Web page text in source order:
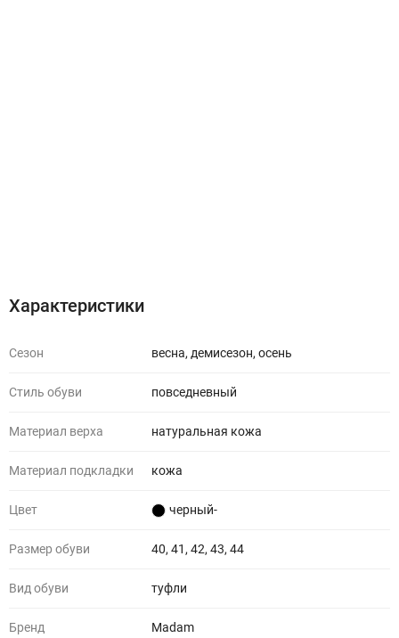
Характеристики
Сезон весна, демисезон, осень
Стиль обуви повседневный
Материал верха натуральная кожа
Материал подкладки кожа
Цвет черный-
Размер обуви 40, 41, 42, 43, 44
Вид обуви туфли
Бренд Madam